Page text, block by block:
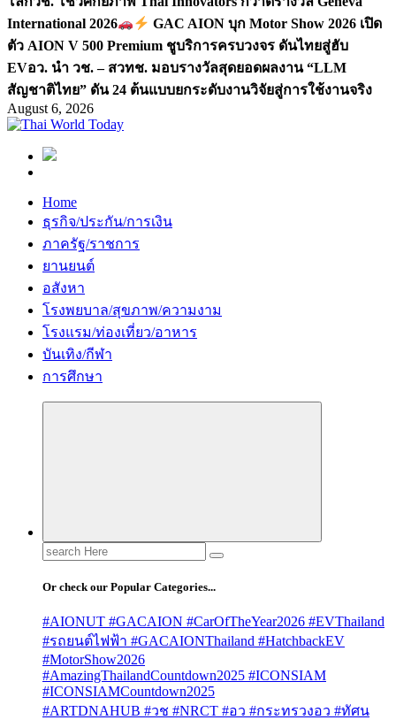
International 2026
GAC AION บุก Motor Show 2026 เปิด
ตัว AION V 500 Premium ชูบริการครบวงจร ดันไทยสู่ฮับ
EVอว. นำ วช. – สวทช. มอบรางวัลสุดยอดผลงาน “LLM
สัญชาติไทย” ดัน 24 ต้นแบบยกระดับงานวิจัยสู่การใช้งานจริง
August 6, 2026
Home
ธุรกิจ/ประกัน/การเงิน
ภาครัฐ/ราชการ
ยานยนต์
อสังหา
โรงพยบาล/สุขภาพ/ความงาม
โรงแรม/ท่องเที่ยว/อาหาร
บันเทิง/กีฬา
การศึกษา
Search
for:
Or check our Popular Categories...
#AIONUT #GACAION #CarOfTheYear2026 #EVThailand
#รถยนต์ไฟฟ้า #GACAIONThailand #HatchbackEV
#MotorShow2026
#AmazingThailandCountdown2025 #ICONSIAM
#ICONSIAMCountdown2025
#ARTDNAHUB #วช #NRCT #อว #กระทรวงอว #ทัศน